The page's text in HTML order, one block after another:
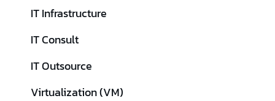
IT Infrastructure
IT Consult
IT Outsource
Virtualization (VM)